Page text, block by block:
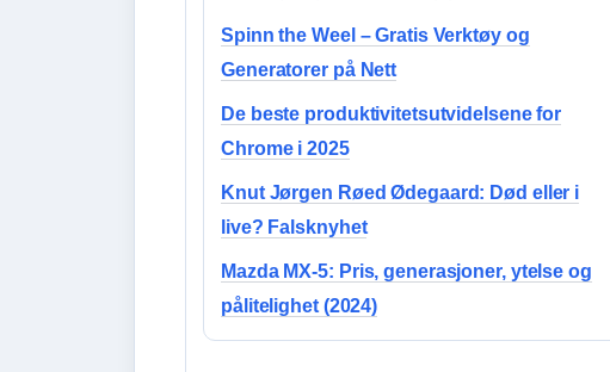
Spinn the Weel – Gratis Verktøy og
Generatorer på Nett
De beste produktivitetsutvidelsene for
Chrome i 2025
Knut Jørgen Røed Ødegaard: Død eller i
live? Falsknyhet
Mazda MX-5: Pris, generasjoner, ytelse og
pålitelighet (2024)